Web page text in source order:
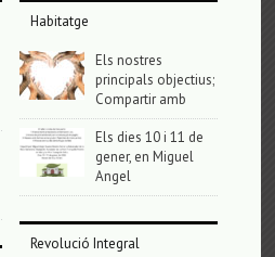
Habitatge
Els nostres
principals objectius;
Compartir amb
Els dies 10 i 11 de
gener, en Miguel
Angel
Revolució Integral